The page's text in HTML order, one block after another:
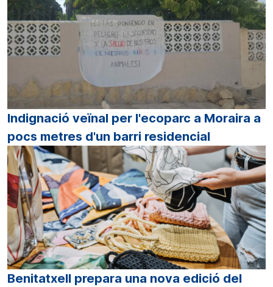
Indignació veïnal per l'ecoparc a Moraira a
pocs metres d'un barri residencial
Benitatxell prepara una nova edició del